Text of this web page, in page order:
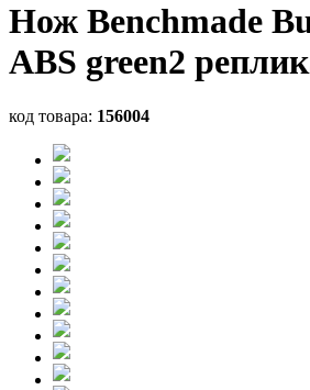
Нож Benchmade
ABS green2
код товара: 156004